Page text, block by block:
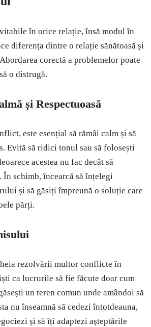
în orice relație, însă modul în
diferența dintre o relație sănătoasă și
corectă a problemelor poate
o distrugă.
și Respectuoasă
este esențial să rămâi calm și să
Evită să ridici tonul sau să folosești
acestea nu fac decât să
schimb, încearcă să înțelegi
și să găsiți împreună o soluție care
părți.
rezolvării multor conflicte în
ca lucrurile să fie făcute doar cum
un teren comun unde amândoi să
nu înseamnă să cedezi întotdeauna,
și să îți adaptezi așteptările